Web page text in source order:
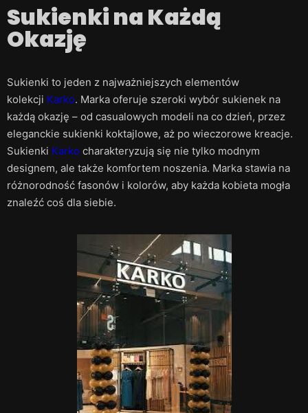
Sukienki na Każdą
Okazję
Sukienki to jeden z najważniejszych elementów
kolekcji Karko. Marka oferuje szeroki wybór sukienek na
każdą okazję – od casualowych modeli na co dzień, przez
eleganckie sukienki koktajlowe, aż po wieczorowe kreacje.
Sukienki Karko charakteryzują się nie tylko modnym
designem, ale także komfortem noszenia. Marka stawia na
różnorodność fasonów i kolorów, aby każda kobieta mogła
znaleźć coś dla siebie.